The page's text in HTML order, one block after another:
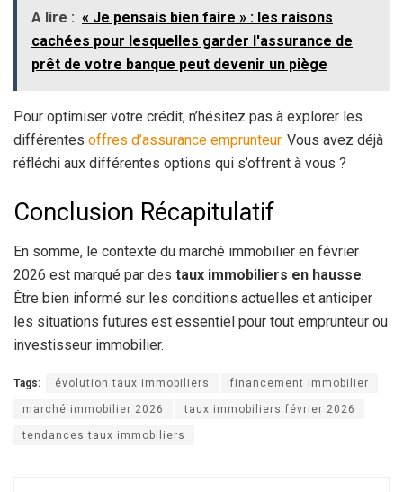
A lire : « Je pensais bien faire » : les raisons
cachées pour lesquelles garder l'assurance de
prêt de votre banque peut devenir un piège
Pour optimiser votre crédit, n’hésitez pas à explorer les
différentes offres d’assurance emprunteur. Vous avez déjà
réfléchi aux différentes options qui s’offrent à vous ?
Conclusion Récapitulatif
En somme, le contexte du marché immobilier en février
2026 est marqué par des taux immobiliers en hausse.
Être bien informé sur les conditions actuelles et anticiper
les situations futures est essentiel pour tout emprunteur ou
investisseur immobilier.
Tags: évolution taux immobiliers financement immobilier
marché immobilier 2026 taux immobiliers février 2026
tendances taux immobiliers